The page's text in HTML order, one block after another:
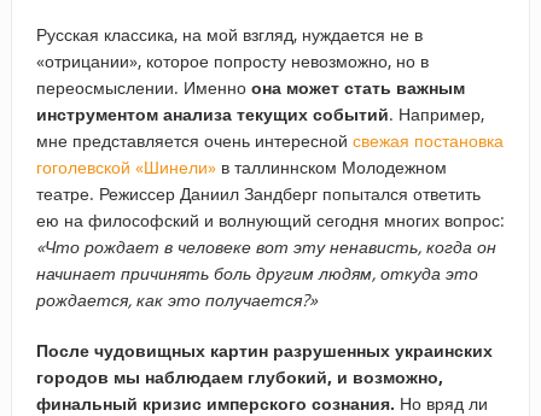
Русская классика, на мой взгляд, нуждается не в
«отрицании», которое попросту невозможно, но в
переосмыслении. Именно она может стать важным
инструментом анализа текущих событий. Например,
мне представляется очень интересной свежая постановка
гоголевской «Шинели»в таллиннском Молодежном
театре. Режиссер Даниил Зандберг попытался ответить
ею на философский и волнующий сегодня многих вопрос:
«Что рождает в человеке вот эту ненависть, когда он
начинает причинять боль другим людям, откуда это
рождается, как это получается?»
После чудовищных картин разрушенных украинских
городов мы наблюдаем глубокий, и возможно,
финальный кризис имперского сознания. Но вряд ли